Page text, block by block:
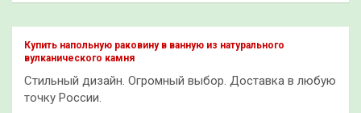
к
Купить напольную раковину в ванную из натурального
вулканического камня
Стильный дизайн. Огромный выбор. Доставка в любую
точку России.